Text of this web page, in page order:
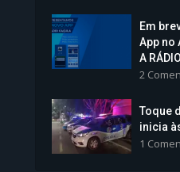
Vice-Prefeita
tomará
1.101
Em
App no
A
2
Toque
inicia
1